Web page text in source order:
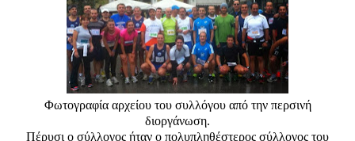
Φωτογραφία αρχείου του συλλόγου από την περσινή
διοργάνωση.
Πέρυσι ο σύλλογος ήταν ο πολυπληθέστερος σύλλογος του